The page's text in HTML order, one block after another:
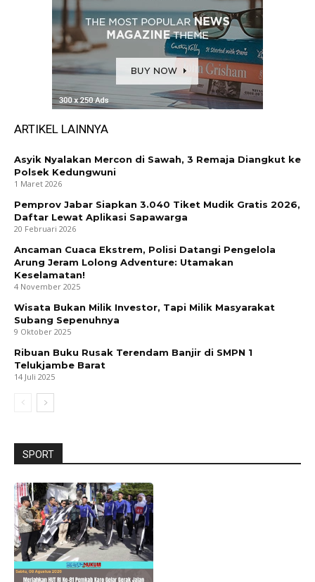
ARTIKEL LAINNYA
Asyik Nyalakan Mercon di Sawah, 3 Remaja Diangkut ke
Polsek Kedungwuni
1 Maret 2026
Pemprov Jabar Siapkan 3.040 Tiket Mudik Gratis 2026,
Daftar Lewat Aplikasi Sapawarga
20 Februari 2026
Ancaman Cuaca Ekstrem, Polisi Datangi Pengelola
Arung Jeram Lolong Adventure: Utamakan
Keselamatan!
4 November 2025
Wisata Bukan Milik Investor, Tapi Milik Masyarakat
Subang Sepenuhnya
9 Oktober 2025
Ribuan Buku Rusak Terendam Banjir di SMPN 1
Telukjambe Barat
14 Juli 2025
SPORT